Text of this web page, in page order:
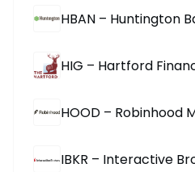
HBAN – Huntington
HIG – Hartford
HOOD – Robinhood
IBKR – Interactive